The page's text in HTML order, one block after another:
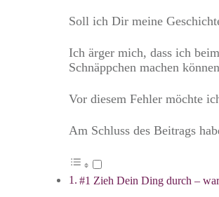
Soll ich Dir meine
Ich ärger mich, dass ich
Schnäppchen machen
Vor diesem Fehler möchte
Am Schluss des Beitrags
#1 Zieh Dein Ding durch –